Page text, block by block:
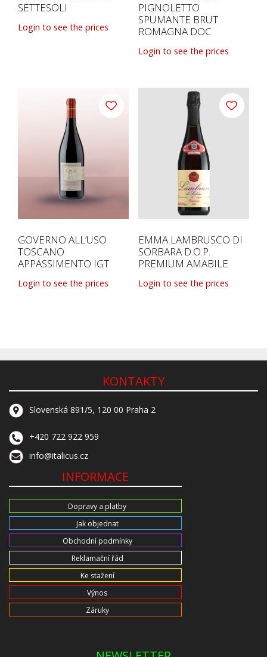
SETTESOLI
Login to see the prices
PIGNOLETTO
SPUMANTE BRUT
ROMAGNA DOC
Login to see the prices
GOVERNO ALL’USO
TOSCANO
APPASSIMENTO IGT
Login to see the prices
EMMA LAMBRUSCO DI
SORBARA D.O.P.
PREMIUM AMABILE
Login to see the prices
KONTAKTY
Slovenská 891/5, 120 00 Praha 2
+420 722 922 959
info@italicus.cz
INFORMACE
Dopravy a platby
Jak objednat
Obchodní podmínky
Reklamační řád
Ke stažení
Výnos
Záruky